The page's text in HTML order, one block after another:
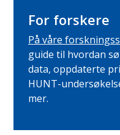
For forskere
På våre
guide til hvordan
data, oppdaterte
HUNT-
mer.